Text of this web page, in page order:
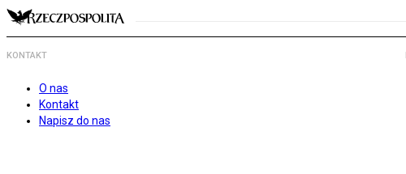
KONTAKT
O nas
Kontakt
Napisz do nas